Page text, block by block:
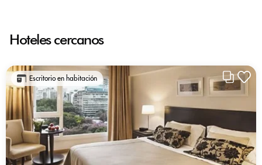
Hoteles cercanos
Escritorio en habitación